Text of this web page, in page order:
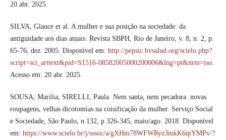
20 abr. 2025.
SILVA, Glauce et al. A mulher e sua posição na sociedade: da
antiguidade aos dias atuais. Revista SBPH, Rio de Janeiro, v. 8, n. 2, p.
65-76, dez. 2005. Disponível em: http://pepsic.bvsalud.org/scielo.php?
script=sci_arttext&pid=S1516-08582005000200006&lng=pt&nrm=iso.
Acesso em: 20 abr. 2025.
SOUSA; Marilia; SIRELLI, Paula. Nem santa, nem pecadora: novas
roupagens, velhas dicotomias na coisificação da mulher. Serviço Social
e Sociedade, São Paulo, n.132, p 326-345, maio/ago. 2018. Disponível
em: https://www.scielo.br/j/sssoc/a/gXHm78WFWRyz3mkK6qtYMPv/?